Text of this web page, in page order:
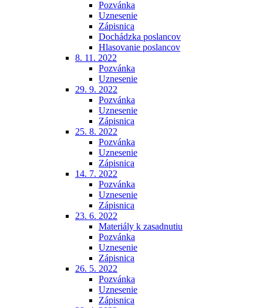
Pozvánka
Uznesenie
Zápisnica
Dochádzka poslancov
Hlasovanie poslancov
8. 11. 2022
Pozvánka
Uznesenie
29. 9. 2022
Pozvánka
Uznesenie
Zápisnica
25. 8. 2022
Pozvánka
Uznesenie
Zápisnica
14. 7. 2022
Pozvánka
Uznesenie
Zápisnica
23. 6. 2022
Materiály k zasadnutiu
Pozvánka
Uznesenie
Zápisnica
26. 5. 2022
Pozvánka
Uznesenie
Zápisnica